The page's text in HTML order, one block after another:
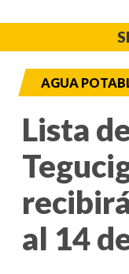
AGUA
Lista
al 14